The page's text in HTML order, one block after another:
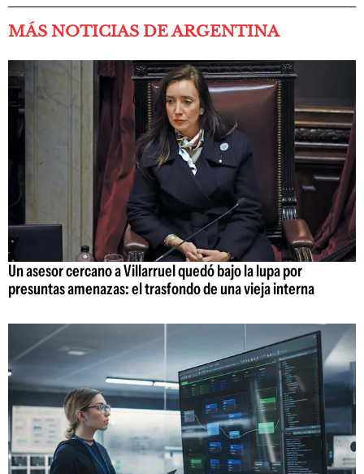
MÁS NOTICIAS DE ARGENTINA
Un asesor cercano a Villarruel quedó bajo la lupa por
presuntas amenazas: el trasfondo de una vieja interna